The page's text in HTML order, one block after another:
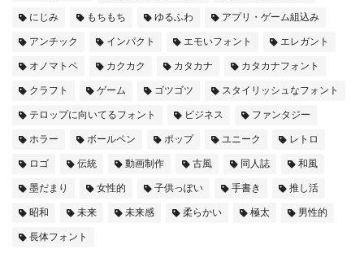
にじみ もちもち ゆるふわ アプリ・ゲーム組込み
アンチック インパクト エモいフォント エレガント
オノマトペ カクカク カタカナ カタカナフォント
クラフト ゲーム ゴツゴツ スタイリッシュなフォント
テロップに向いてるフォント ビジネス ファンタジー
ホラー ボールペン ポップ ユニーク レトロ
ロゴ 伝統 動画制作 古風 同人誌 和風
墨だまり 女性的 子供っぽい 手書き 推し活
昭和 未来 未来感 柔らかい 極太 男性的
長体フォント